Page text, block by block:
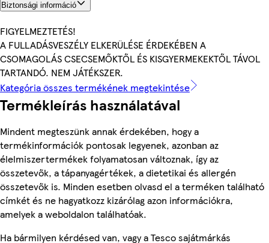
Biztonsági információ
FIGYELMEZTETÉS!
A FULLADÁSVESZÉLY ELKERÜLÉSE ÉRDEKÉBEN A
CSOMAGOLÁS CSECSEMŐKTŐL ÉS KISGYERMEKEKTŐL TÁVOL
TARTANDÓ. NEM JÁTÉKSZER.
Kategória összes termékének megtekintése
Termékleírás használatával
Mindent megteszünk annak érdekében, hogy a
termékinformációk pontosak legyenek, azonban az
élelmiszertermékek folyamatosan változnak, így az
összetevők, a tápanyagértékek, a dietetikai és allergén
összetevők is. Minden esetben olvasd el a terméken található
címkét és ne hagyatkozz kizárólag azon információkra,
amelyek a weboldalon találhatóak.
Ha bármilyen kérdésed van, vagy a Tesco sajátmárkás